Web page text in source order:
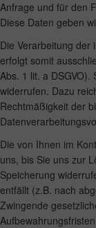
Anfrage und für den
Diese Daten geben
Die Verarbeitung der
erfolgt somit
Abs. 1 lit. a
widerrufen. Dazu
Rechtmäßigkeit der
Die von Ihnen im
uns, bis Sie uns zur
Speicherung
entfällt (z.B. nach
Zwingende